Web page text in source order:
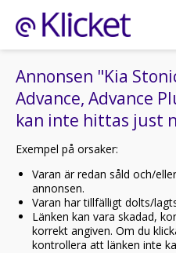
Annonsen "Kia
Advance, Advance
kan inte hittas just
Exempel på orsaker:
Varan är redan såld och/
annonsen.
Varan har tillfälligt dolts/
Länken kan vara skadad,
korrekt angiven. Om du
kontrollera att länken inte